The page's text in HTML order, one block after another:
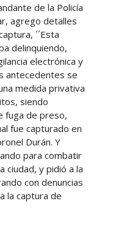
de la Policía
agrego detalles
´´Esta
delinquiendo,
electrónica y
antecedentes se
medida privativa
siendo
fuga de preso,
fue capturado en
Durán. Y
para combatir
ciudad, y pidió a la
con denuncias
la captura de